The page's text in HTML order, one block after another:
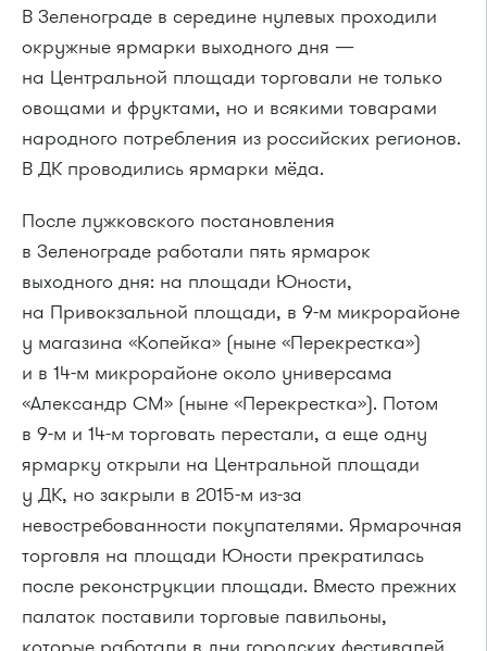
В Зеленограде в середине нулевых проходили
окружные ярмарки выходного дня —
на Центральной площади торговали не только
овощами и фруктами, но и всякими товарами
народного потребления из российских регионов.
В ДК проводились ярмарки мёда.
После лужковского постановления
в Зеленограде работали пять ярмарок
выходного дня: на площади Юности,
на Привокзальной площади, в 9-м микрорайоне
у магазина «Копейка» (ныне «Перекрестка»)
и в 14-м микрорайоне около универсама
«Александр СМ» (ныне «Перекрестка»). Потом
в 9-м и 14-м торговать перестали, а еще одну
ярмарку открыли на Центральной площади
у ДК, но закрыли в 2015-м из-за
невостребованности покупателями. Ярмарочная
торговля на площади Юности прекратилась
после реконструкции площади. Вместо прежних
палаток поставили торговые павильоны,